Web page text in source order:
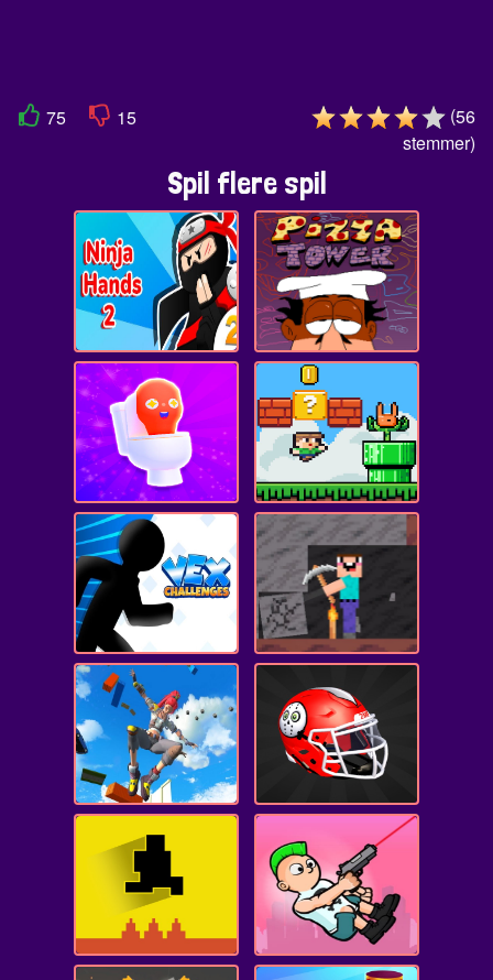
75 15 (56
stemmer)
Spil flere spil